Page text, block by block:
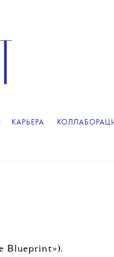
КАРЬЕРА
Blueprint»).